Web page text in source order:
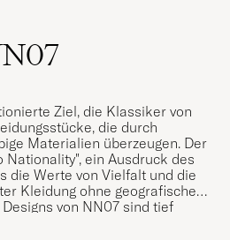
lag. Knappen som man
vara fipplig att få till och
AM AUF CAREOFCARL.SE
enl min sambo
AM AUF CAREOFCARL.SE
Ziel, die Klassiker von
die durch
Materialien überzeugen. Der
Nationality", ein Ausdruck des
die Werte von Vielfalt und die
Kleidung ohne geografische
von NN07 sind tief
und Kulturen, die die